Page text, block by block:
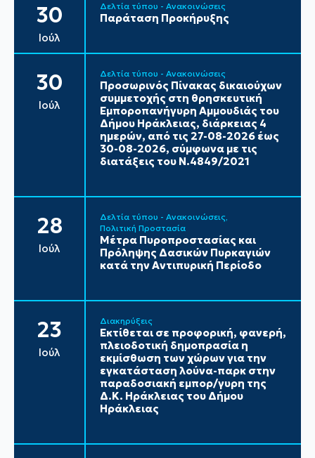
30
Ιούλ
Δελτία τύπου - Ανακοινώσεις
Παράταση Προκήρυξης
30
Ιούλ
Δελτία τύπου - Ανακοινώσεις
Προσωρινός Πίνακας δικαιούχων
συμμετοχής στη θρησκευτική
Εμποροπανήγυρη Αμμουδιάς του
Δήμου Ηράκλειας, διάρκειας 4
ημερών, από τις 27-08-2026 έως
30-08-2026, σύμφωνα με τις
διατάξεις του Ν.4849/2021
28
Ιούλ
Δελτία τύπου - Ανακοινώσεις
Πολιτική Προστασία
Μέτρα Πυροπροστασίας και
Πρόληψης Δασικών Πυρκαγιών
κατά την Αντιπυρική Περίοδο
23
Ιούλ
Διακηρύξεις
Εκτίθεται σε προφορική, φανερή,
πλειοδοτική δημοπρασία η
εκμίσθωση των χώρων για την
εγκατάσταση λούνα-παρκ στην
παραδοσιακή εμπορ/γυρη της
Δ.Κ. Ηράκλειας του Δήμου
Ηράκλειας